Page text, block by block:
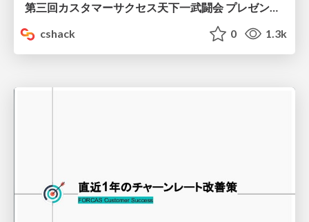
第三回カスタマーサクセス天下一武闘会 プレゼン資料
cshack
0 1.3k